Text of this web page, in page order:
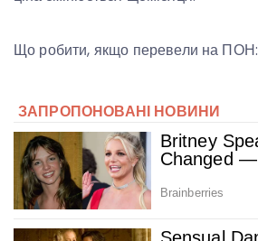
Що робити, якщо перевели на ПОН: